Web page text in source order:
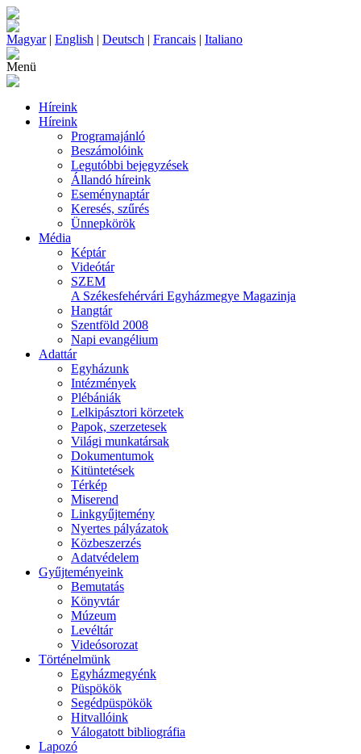
Magyar| English | Deutsch | Francais | Italiano
Menü
Híreink
Híreink
Programajánló
Beszámolóink
Legutóbbi bejegyzések
Állandó híreink
Eseménynaptár
Keresés, szűrés
Ünnepkörök
Média
Képtár
Videótár
SZEM
A Székesfehérvári Egyházmegye Magazinja
Hangtár
Szentföld 2008
Napi evangélium
Adattár
Egyházunk
Intézmények
Plébániák
Lelkipásztori körzetek
Papok, szerzetesek
Világi munkatársak
Dokumentumok
Kitüntetések
Térkép
Miserend
Linkgyűjtemény
Nyertes pályázatok
Közbeszerzés
Adatvédelem
Gyűjteményeink
Bemutatás
Könyvtár
Múzeum
Levéltár
Videósorozat
Történelmünk
Egyházmegyénk
Püspökök
Segédpüspökök
Hitvallóink
Válogatott bibliográfia
Lapozó